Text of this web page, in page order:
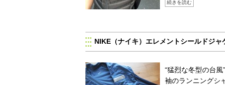
続きを読む
NIKE（ナイキ）エレメントシールドジ
“猛烈な冬型の台
袖のランニングシ